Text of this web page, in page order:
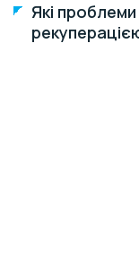
Які